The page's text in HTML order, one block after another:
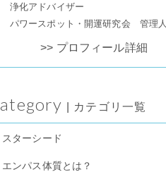
浄化アドバイザー
パワースポット・開運研究会 管理人
>> プロフィール詳細
Category | カテゴリ一覧
スターシード
エンパス体質とは？